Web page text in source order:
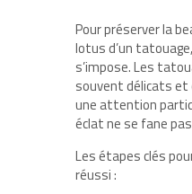
Pour préserver la
lotus d’un
s’impose. Les
souvent délicats
une attention
éclat ne se fane
Les étapes clés
réussi :